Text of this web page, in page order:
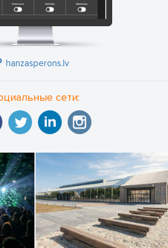
а любители культуры раскрыть
встретиться с уже известными
художниками.
hanzasperons.lv
сети: